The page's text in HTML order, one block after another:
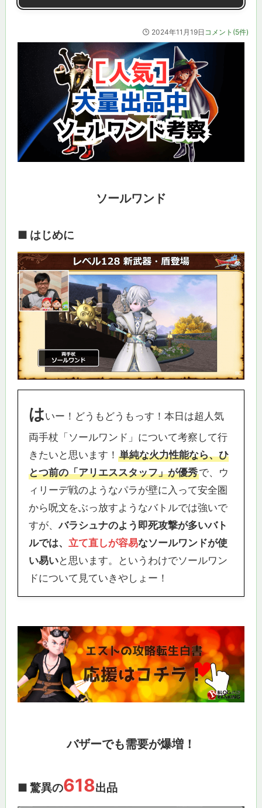
2024年11月19日 コメント(5件)
ソールワンド
■ はじめに
はいー！どうもどうもっす！本日は超人気
両手杖「ソールワンド」について考察して行
きたいと思います！ 単純な火力性能なら、ひ
とつ前の「アリエススタッフ」が優秀で、ウ
ィリーデ戦のようなパラが壁に入って安全圏
から呪文をぶっ放すようなバトルでは強いで
すが、バラシュナのよう即死攻撃が多いバト
ルでは、 立て直しが容易なソールワンドが使
い易いと思います。というわけでソールワン
ドについて見ていきやしょー！
バザーでも需要が爆増！
■ 驚異の618出品